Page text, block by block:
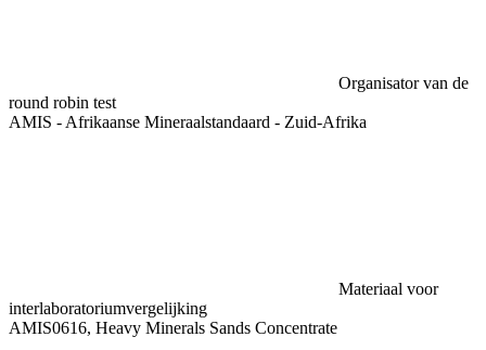
Organisator van de
round robin test
AMIS - Afrikaanse Mineraalstandaard - Zuid-Afrika
Materiaal voor
interlaboratoriumvergelijking
AMIS0616, Heavy Minerals Sands Concentrate